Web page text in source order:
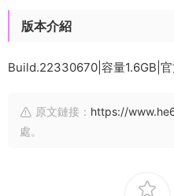
版本介紹
Build.22330670|容量1.6GB|
原文鏈接： https://
處。